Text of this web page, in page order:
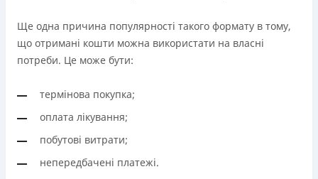
Ще одна причина популярності такого формату в тому,
що отримані кошти можна використати на власні
потреби. Це може бути:
термінова покупка;
оплата лікування;
побутові витрати;
непередбачені платежі.